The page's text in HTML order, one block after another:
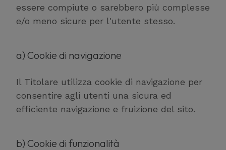
essere compiute o sarebbero più complesse
e/o meno sicure per l'utente stesso.
a) Cookie di navigazione
Il Titolare utilizza cookie di navigazione per
consentire agli utenti una sicura ed
efficiente navigazione e fruizione del sito.
b) Cookie di funzionalità